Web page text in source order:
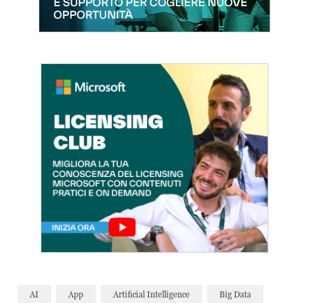
AI App Artificial Intelligence Big Data